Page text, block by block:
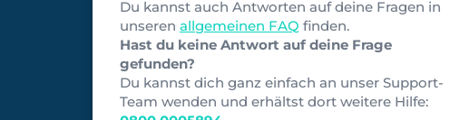
Du kannst auch Antworten auf deine Fragen in
unseren allgemeinen FAQ finden.
Hast du keine Antwort auf deine Frage
gefunden?
Du kannst dich ganz einfach an unser Support-
Team wenden und erhältst dort weitere Hilfe: